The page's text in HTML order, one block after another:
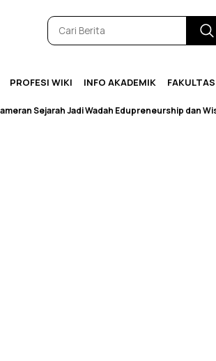
PROFESI WIKI INFO AKADEMIK FAKULTAS
Jadi Wadah Edupreneurship dan Wisata